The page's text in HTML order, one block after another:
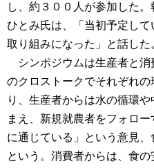
し、約３００人が参加した
ひとみ氏は、「当初予定し
取り組みになった」と話した
シンポジウムは生産者と消
のクロストークでそれぞれ
り、生産者からは水の循環
まえ、新規就農者をフォロ
に通じている」という意見
という。消費者からは、食